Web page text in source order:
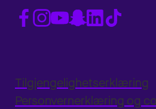
Tilgjengelighetserklæring
Personvernerklæring og